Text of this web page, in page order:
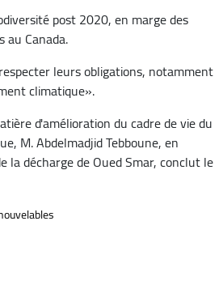
post 2020, en marge des
Canada.
leurs obligations, notamment
climatique».
d'amélioration du cadre de vie du
M. Abdelmadjid Tebboune, en
décharge de Oued Smar, conclut le